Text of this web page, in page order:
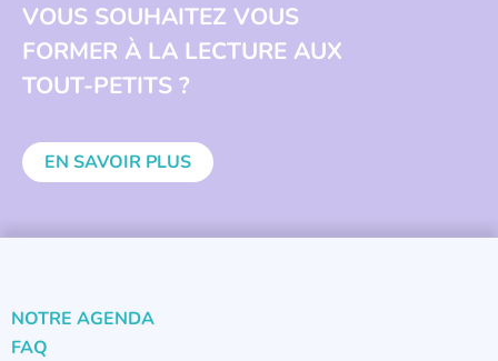
VOUS SOUHAITEZ VOUS
FORMER À LA LECTURE AUX
TOUT-PETITS ?
EN SAVOIR PLUS
NOTRE AGENDA
FAQ